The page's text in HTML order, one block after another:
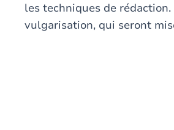
les techniques de
vulgarisation, qui seront